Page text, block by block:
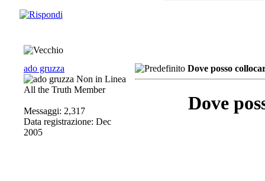
ado gruzza
All the Truth Member
Messaggi: 2,317
Data registrazione: Dec
2005
Dove posso
Dove